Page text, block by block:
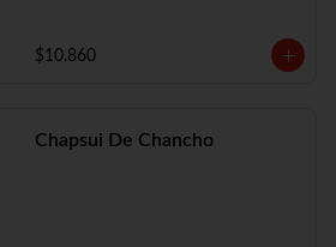
$10.860
Chapsui De Chancho